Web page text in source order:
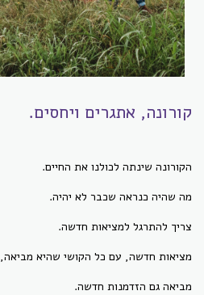
קורונה, אתגרים ויחסים.
הקורונה שינתה לכולנו את החיים.
מה שהיה כנראה שכבר לא יהיה.
צריך להתרגל למציאות חדשה.
מציאות חדשה, עם כל הקושי שהיא מביאה,
מביאה גם הזדמנות חדשה.